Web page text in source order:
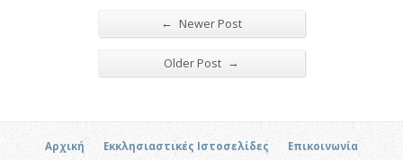
← Newer Post
Older Post →
Αρχική Εκκλησιαστικές Ιστοσελίδες Επικοινωνία